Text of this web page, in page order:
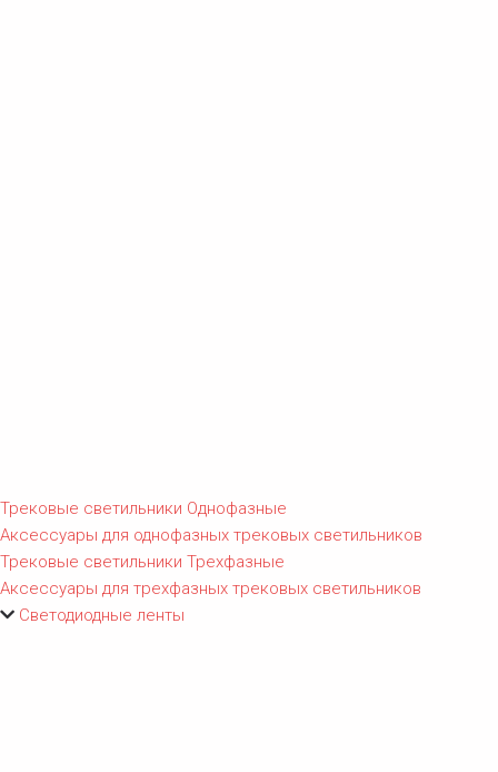
Трековые светильники Однофазные
Аксессуары для однофазных трековых светильников
Трековые светильники Трехфазные
Аксессуары для трехфазных трековых светильников
Светодиодные ленты